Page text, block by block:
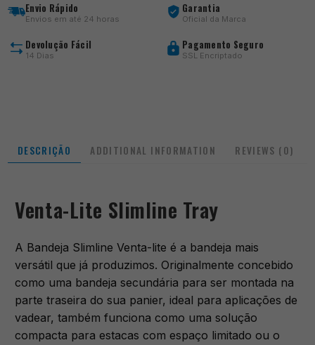
quantityEnvio Rápido
Envios em até 24 horas
Garantia
Oficial da Marca
Devolução Fácil
14 Dias
Pagamento Seguro
SSL Encriptado
DESCRIÇÃO ADDITIONAL INFORMATION REVIEWS (0)
Venta-Lite Slimline Tray
A Bandeja Slimline Venta-lite é a bandeja mais
versátil que já produzimos. Originalmente concebido
como uma bandeja secundária para ser montada na
parte traseira do sua panier, ideal para aplicações de
vadear, também funciona como uma solução
compacta para estacas com espaço limitado ou o